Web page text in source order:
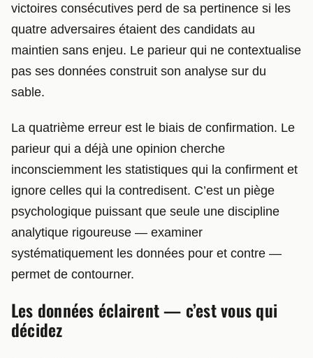
victoires consécutives perd de sa pertinence si les
quatre adversaires étaient des candidats au
maintien sans enjeu. Le parieur qui ne contextualise
pas ses données construit son analyse sur du
sable.
La quatrième erreur est le biais de confirmation. Le
parieur qui a déjà une opinion cherche
inconsciemment les statistiques qui la confirment et
ignore celles qui la contredisent. C’est un piège
psychologique puissant que seule une discipline
analytique rigoureuse — examiner
systématiquement les données pour et contre —
permet de contourner.
Les données éclairent — c’est vous qui
décidez